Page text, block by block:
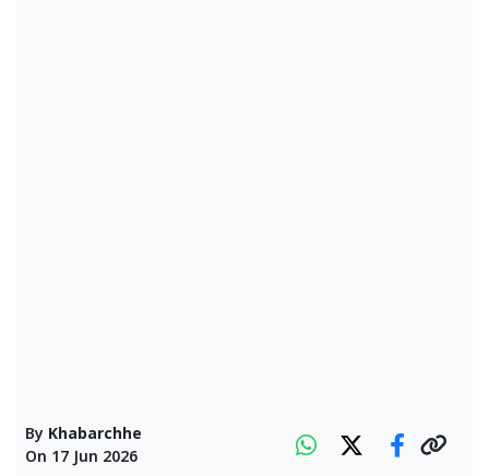
By Khabarchhe
On 17 Jun 2026